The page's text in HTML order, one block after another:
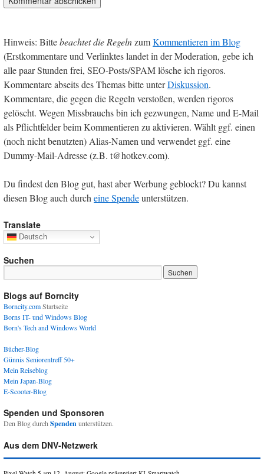
Hinweis: Bittebeachtet die RegelnzumKommentieren im Blog
(Erstkommentare und Verlinktes landet in der Moderation, gebe ich
alle paar Stunden frei, SEO-Posts/SPAM lösche ich rigoros.
Kommentare abseits des Themas bitte unterDiskussion.
Kommentare, die gegen die Regeln verstoßen, werden rigoros
gelöscht. Wegen Missbrauchs bin ich gezwungen, Name und E-Mail
als Pflichtfelder beim Kommentieren zu aktivieren. Wählt ggf. einen
(noch nicht benutzten) Alias-Namen und verwendet ggf. eine
Dummy-Mail-Adresse (z.B. t@hotkev.com).
Du findest den Blog gut, hast aber Werbung geblockt? Du kannst
diesen Blog auch durcheine Spendeunterstützen.
Translate
Deutsch
Suchen
Blogs auf Borncity
Borncity.comStartseite
Borns IT- und Windows Blog
Born's Tech and Windows World
Bücher-Blog
Günnis Seniorentreff 50+
Mein Reiseblog
Mein Japan-Blog
E-Scooter-Blog
Spenden und Sponsoren
Den Blog durchSpendenunterstützen.
Aus dem DNV-Netzwerk